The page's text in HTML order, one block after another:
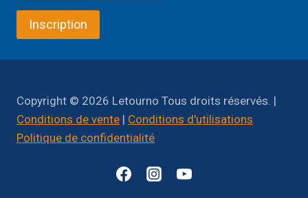
Inscription
Copyright © 2026 Letourno Tous droits réservés. |
Conditions de vente | Conditions d'utilisations
Politique de confidentialité